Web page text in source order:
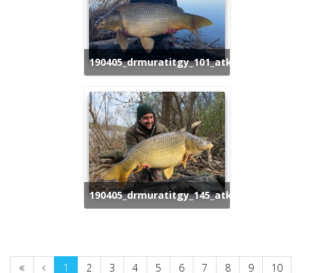
190405_drmuratitgy_101_atka_1
190405_drmuratitgy_145_atka
1 2 3 4 5 6 7 8 9 10